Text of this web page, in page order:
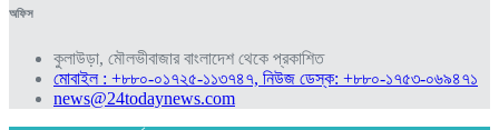
অফিস
কুলাউড়া, মৌলভীবাজার বাংলাদেশ থেকে প্রকাশিত
মোবাইল : +৮৮০-০১৭২৫-১১৩৭৪৭, নিউজ ডেস্ক: +৮৮০-১৭৫৩-০৬৯৪৭১
news@24todaynews.com